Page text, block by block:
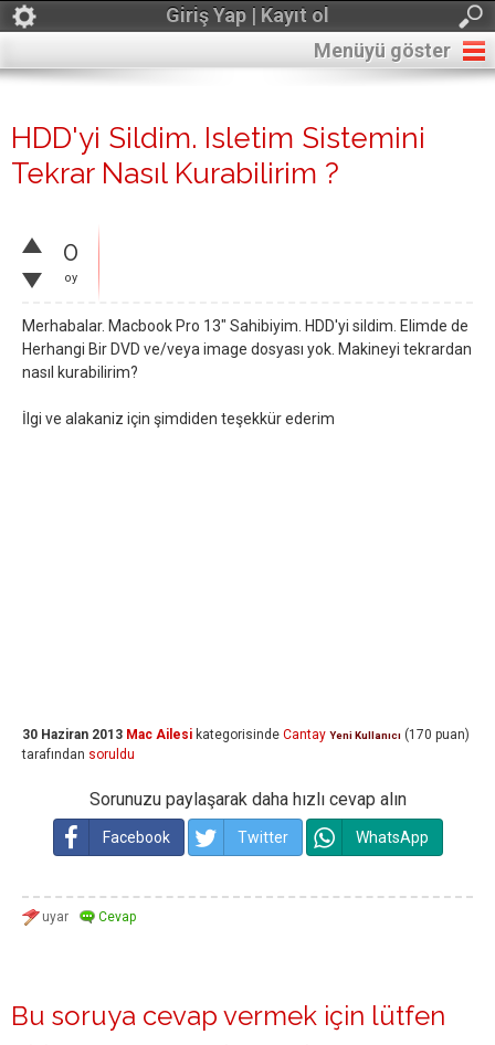
Giriş Yap | Kayıt ol
Menüyü göster
HDD'yi Sildim. Isletim Sistemini
Tekrar Nasıl Kurabilirim ?
0
oy
Merhabalar. Macbook Pro 13" Sahibiyim. HDD'yi sildim. Elimde de
Herhangi Bir DVD ve/veya image dosyası yok. Makineyi tekrardan
nasıl kurabilirim?
İlgi ve alakaniz için şimdiden teşekkür ederim
30 Haziran 2013 Mac Ailesi kategorisinde Cantay Yeni Kullanıcı (170 puan)
tarafından soruldu
Sorunuzu paylaşarak daha hızlı cevap alın
Facebook Twitter WhatsApp
Bu soruya cevap vermek için lütfen